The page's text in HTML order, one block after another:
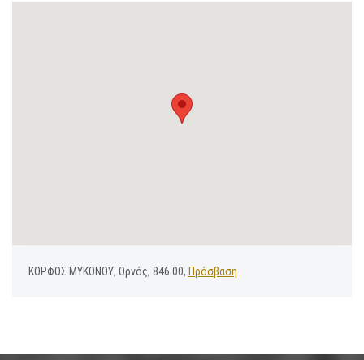
ΚΟΡΦΟΣ ΜΥΚΟΝΟΥ, Ορνός, 846 00, Πρόσβαση